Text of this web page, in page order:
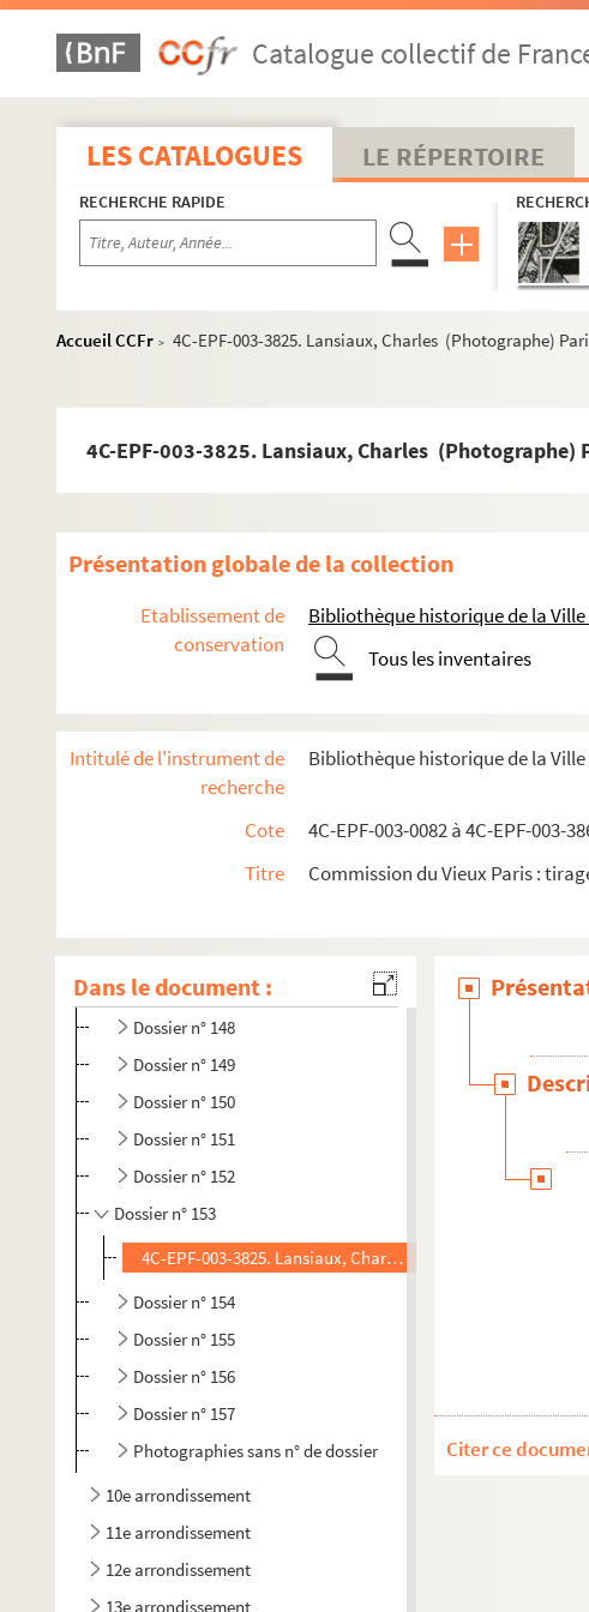
Catalogue collectif de
LES CATALOGUES LE RÉPERTOIRE
RECHERCHE RAPIDE
Accueil CCFr > 4C-EPF-003-3825. Lansiaux, Charles (Photographe)
4C-EPF-003-3825. Lansiaux, Charles (Photographe)
Présentation globale de la collection
Etablissement de
conservation
Bibliothèque historique de la Ville
Tous les inventaires
Intitulé de l'instrument de
recherche
Bibliothèque historique de la
Cote
4C-EPF-003-0082 à 4C-EPF-003-
Titre
Commission du Vieux Paris :
Dans le document :
Dossier n° 122
Dossier n° 123
Dossier n° 124
Dossier n° 125
Dossier n° 126
Dossier n° 127
Dossier n° 136
Dossier n° 137
Dossier n° 138
Dossier n° 140
Dossier n° 141
Dossier n° 146
Dossier n° 147
Dossier n° 148
Dossier n° 149
Dossier n° 150
Dossier n° 151
Dossier n° 152
Dossier n° 153
4C-EPF-003-3825. Lansiaux, Charles (Photographe) Paris.
Dossier n° 154
Dossier n° 155
Dossier n° 156
Dossier n° 157
Photographies sans n° de dossier
10e arrondissement
11e arrondissement
12e arrondissement
13e arrondissement
Citer ce